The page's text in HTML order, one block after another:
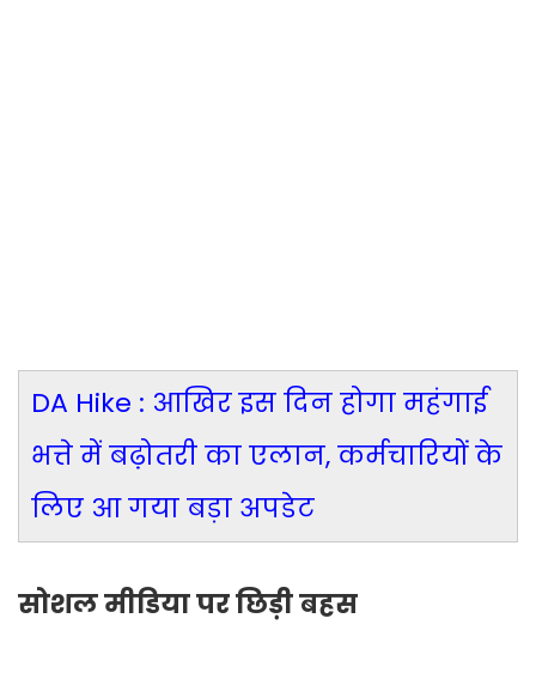
DA Hike : आखिर इस दिन होगा महंगाई
भत्ते में बढ़ोतरी का एलान, कर्मचारियों के
लिए आ गया बड़ा अपडेट
सोशल मीडिया पर छिड़ी बहस